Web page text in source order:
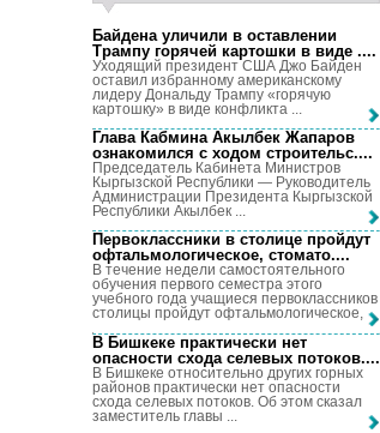
Байдена уличили в оставлении
Трампу горячей картошки в виде ....
Уходящий президент США Джо Байден
оставил избранному американскому
лидеру Дональду Трампу «горячую
картошку» в виде конфликта ...
Глава Кабмина Акылбек Жапаров
ознакомился с ходом строительс....
Председатель Кабинета Министров
Кыргызской Республики — Руководитель
Администрации Президента Кыргызской
Республики Акылбек ...
Первоклассники в столице пройдут
офтальмологическое, стомато....
В течение недели самостоятельного
обучения первого семестра этого
учебного года учащиеся первоклассников
столицы пройдут офтальмологическое, ...
В Бишкеке практически нет
опасности схода селевых потоков....
В Бишкеке относительно других горных
районов практически нет опасности
схода селевых потоков. Об этом сказал
заместитель главы ...